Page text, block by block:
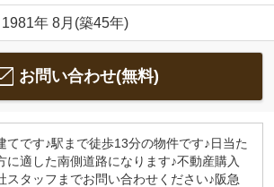
1981年 8月(築45年)
お問い合わせ(無料)
てです♪駅まで徒歩13分の物件です♪日当た
に適した南側道路になります♪不動産購入
スタッフまでお問い合わせください♪阪急